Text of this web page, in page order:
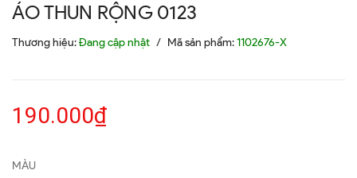
ÁO THUN RỘNG 0123
Thương hiệu:Đang cập nhật / Mã sản phẩm:1102676-X
190.000₫
MÀU